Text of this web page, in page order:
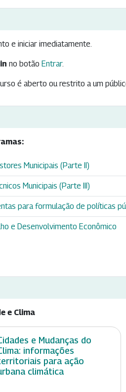
e iniciar imediatamente.
no botão Entrar.
é aberto ou restrito a um
Municipais (Parte II)
Municipais (Parte III)
para formulação de políticas
e Desenvolvimento Econômico
e Clima
e Mudanças do
informações
para ação
climática